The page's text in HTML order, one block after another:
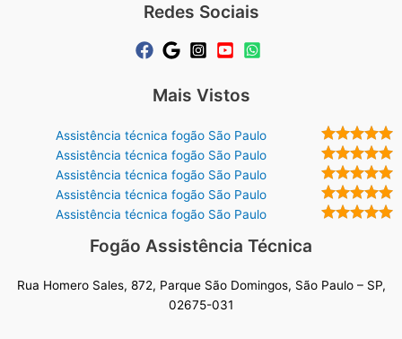
Redes Sociais
Mais Vistos
Assistência técnica fogão São Paulo
Assistência técnica fogão São Paulo
Assistência técnica fogão São Paulo
Assistência técnica fogão São Paulo
Assistência técnica fogão São Paulo
Fogão Assistência Técnica
Rua Homero Sales, 872, Parque São Domingos, São Paulo – SP,
02675-031